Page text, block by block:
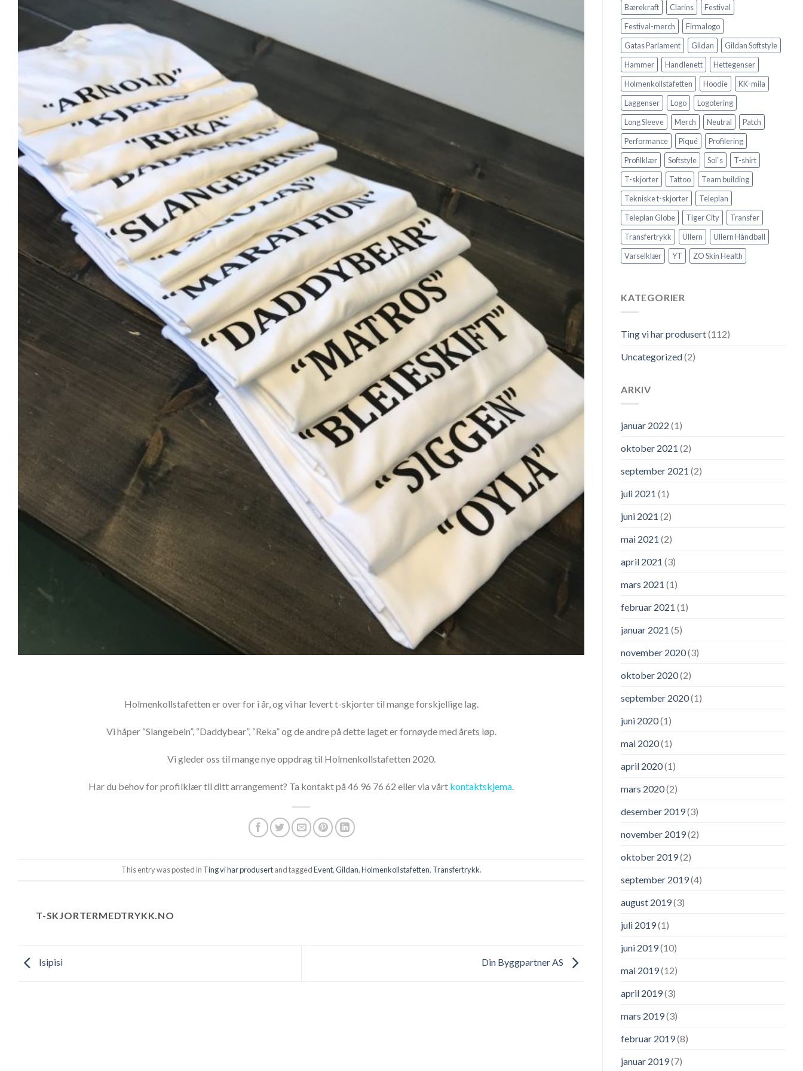
Holmenkollstafetten er over for i år, og vi har levert t-skjorter til mange forskjellige lag.
Vi håper “Slangebein”, “Daddybear”, “Reka” og de andre på dette laget er fornøyde med årets løp.
Vi gleder oss til mange nye oppdrag til Holmenkollstafetten 2020.
Har du behov for profilklær til ditt arrangement? Ta kontakt på 46 96 76 62 eller via vårt kontaktskjema
This entry was posted in Ting vi har produsertand taggedEvent,Gildan,Holmenkollstafetten, Transfertrykk.
T-SKJORTERMEDTRYKK.NO
Isipisi Din Byggpartner AS
Bærekraft
Clarins
Festival
Festival-merch
Firmalogo
Gatas Parlament
Gildan
Gildan Softstyle
Hammer
Handlenett
Hettegenser
Holmenkollstafetten
Hoodie
KK-mila
Laggenser
Logo
Logotering
Long Sleeve
Merch Neutral
Patch
Performance
Piqué
Profilering
Profilklær
Softstyle Sol`s
T-shirt
T-skjorter
Tattoo
Team building
Tekniske t-skjorter
Teleplan
Teleplan Globe
Tiger City
Transfer
Transfertrykk
Ullern
Ullern Håndball
Varselklær
YT ZO Skin Health
KATEGORIER
Ting vi har produsert(112)
Uncategorized(2)
ARKIV
januar 2022 (1)
oktober 2021 (2)
september 2021 (2)
juli 2021 (1)
juni 2021 (2)
mai 2021 (2)
april 2021 (3)
mars 2021 (1)
februar 2021 (1)
januar 2021 (5)
november 2020(3)
oktober 2020(2)
september 2020(1)
juni 2020(1)
mai 2020(1)
april 2020(1)
mars 2020(2)
desember 2019(3)
november 2019(2)
oktober 2019(2)
september 2019(4)
august 2019(3)
juli 2019(1)
juni 2019(10)
mai 2019(12)
april 2019(3)
mars 2019(3)
februar 2019(8)
januar 2019(7)